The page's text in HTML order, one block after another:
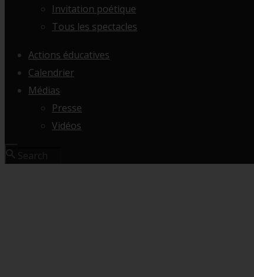
Invitation poétique
Tous les spectacles
Actions éducatives
Calendrier
Médias
Presse
Vidéos